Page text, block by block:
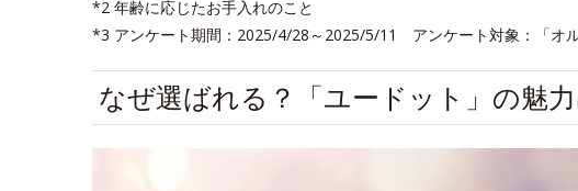
*2 年齢に応じたお手入れのこと
*3 アンケート期間：2025/4/28～2025/5/11 アンケート対象：「オ
なぜ選ばれる？「ユードット」の魅力